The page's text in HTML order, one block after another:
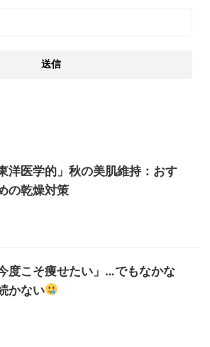
東洋医学的」秋の美肌維持：おす
の乾燥対策
今度こそ痩せたい」…でもなかな
かない